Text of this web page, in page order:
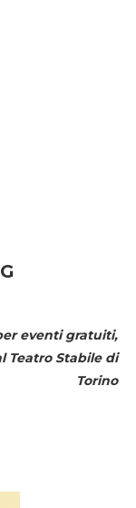
eventi gratuiti,
Teatro Stabile di
Torino